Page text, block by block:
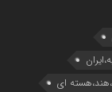
ای